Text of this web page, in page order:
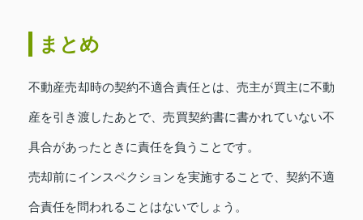
まとめ
不動産売却時の契約不適合責任とは、売主が買主に不動
産を引き渡したあとで、売買契約書に書かれていない不
具合があったときに責任を負うことです。
売却前にインスペクションを実施することで、契約不適
合責任を問われることはないでしょう。